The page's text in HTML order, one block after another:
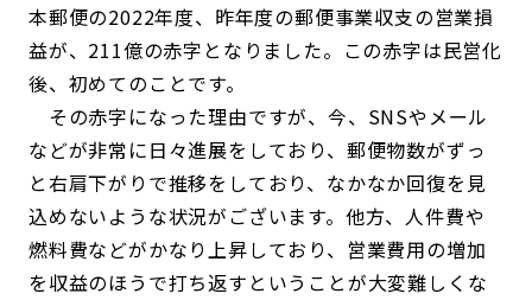
本郵便の2022年度、昨年度の郵便事業収支の営業損
益が、211億の赤字となりました。この赤字は民営化
後、初めてのことです。
その赤字になった理由ですが、今、SNSやメール
などが非常に日々進展をしており、郵便物数がずっ
と右肩下がりで推移をしており、なかなか回復を見
込めないような状況がございます。他方、人件費や
燃料費などがかなり上昇しており、営業費用の増加
を収益のほうで打ち返すということが大変難しくな